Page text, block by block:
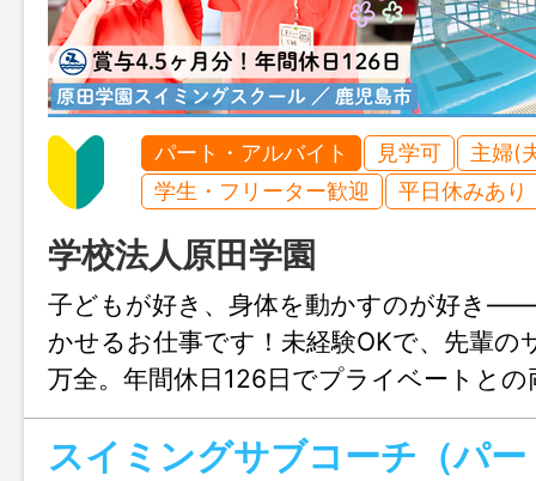
パート・アルバイト 見学可
主婦(
学生・フリーター歓迎
平日休みあり
学校法人原田学園
子どもが好き、身体を動かすのが好き
かせるお仕事です！未経験OKで、先輩の
万全。年間休日126日でプライベートと
もたちと一緒に成長しながら、自分らし
す！